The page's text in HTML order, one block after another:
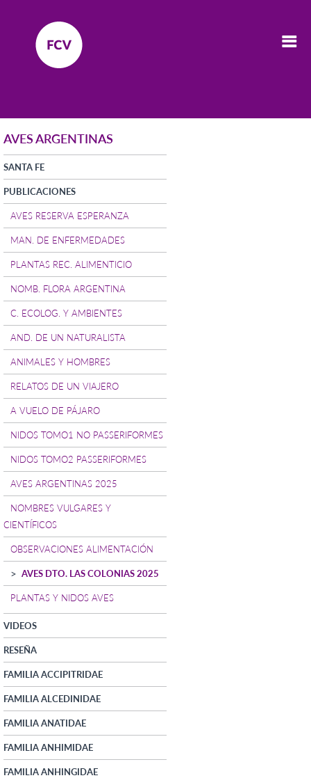
AVES ARGENTINAS
SANTA FE
PUBLICACIONES
AVES RESERVA ESPERANZA
MAN. DE ENFERMEDADES
PLANTAS REC. ALIMENTICIO
NOMB. FLORA ARGENTINA
C. ECOLOG. Y AMBIENTES
AND. DE UN NATURALISTA
ANIMALES Y HOMBRES
RELATOS DE UN VIAJERO
A VUELO DE PÁJARO
NIDOS TOMO1 NO PASSERIFORMES
NIDOS TOMO2 PASSERIFORMES
AVES ARGENTINAS 2025
NOMBRES VULGARES Y
CIENTÍFICOS
OBSERVACIONES ALIMENTACIÓN
AVES DTO. LAS COLONIAS 2025
PLANTAS Y NIDOS AVES
VIDEOS
RESEÑA
FAMILIA ACCIPITRIDAE
FAMILIA ALCEDINIDAE
FAMILIA ANATIDAE
FAMILIA ANHIMIDAE
FAMILIA ANHINGIDAE